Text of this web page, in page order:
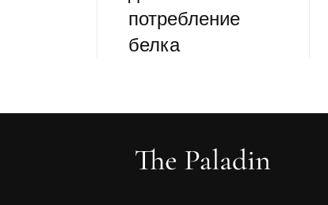
потребление
белка